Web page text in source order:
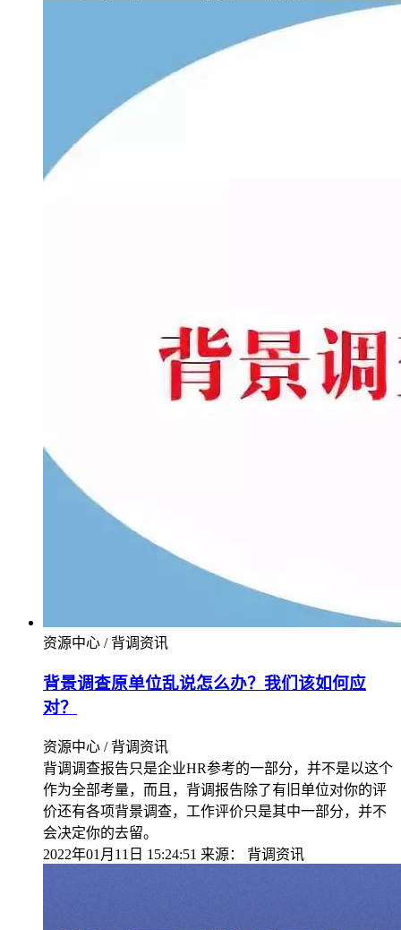
资源中心 / 背调资讯
背景调查原单位乱说怎么办？我们该如何应
对？
资源中心 / 背调资讯
背调调查报告只是企业HR参考的一部分，并不是以这个
作为全部考量，而且，背调报告除了有旧单位对你的评
价还有各项背景调查，工作评价只是其中一部分，并不
会决定你的去留。
2022年01月11日 15:24:51 来源： 背调资讯